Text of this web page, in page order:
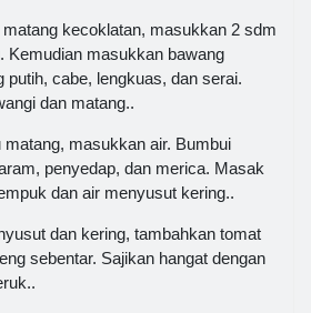
matang kecoklatan, masukkan 2 sdm
Kemudian masukkan bawang
putih, cabe, lengkuas, dan serai.
dan matang..
matang, masukkan air. Bumbui
penyedap, dan merica. Masak
dan air menyusut kering..
dan kering, tambahkan tomat
sebentar. Sajikan hangat dengan